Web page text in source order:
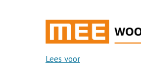
Lees voor